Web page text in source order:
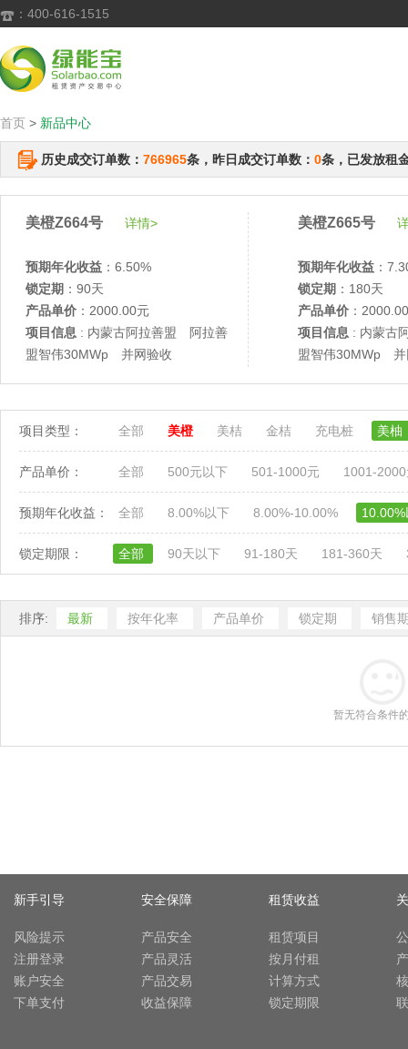
 ：400-616-1515
首页 > 新品中心
历史成交订单数： 766965条，昨日成交订单数： 0条，已发放租
美橙Z664号 详情>
预期年化收益 ：6.50%
锁定期 ：90天
产品单价 ：2000.00元
项目信息 : 内蒙古阿拉善盟 阿拉善
盟智伟30MWp 并网验收
美橙Z665号
预期年化收益 ：
锁定期 ：180天
产品单价 ：
项目信息 : 内蒙古
盟智伟30MWp 并
项目类型： 全部 美橙 美桔 金桔 充电桩 美柚
产品单价： 全部 500元以下 501-1000元 1001-
预期年化收益： 全部 8.00%以下 8.00%-10.00%
锁定期限： 全部 90天以下 91-180天 181-360天
排序: 最新 按年化率 产品单价 锁定期 销售
暂无符合条件
新手引导
风险提示
注册登录
账户安全
下单支付
安全保障
产品安全
产品灵活
产品交易
收益保障
租赁收益
租赁项目
按月付租
计算方式
锁定期限